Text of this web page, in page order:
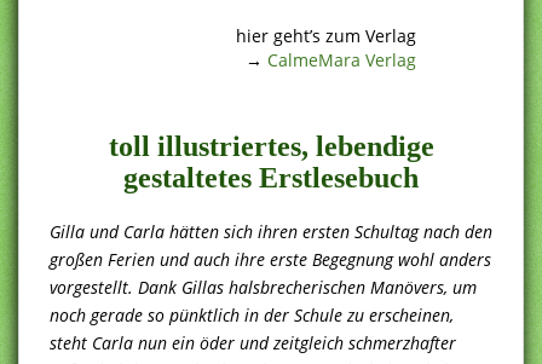
hier geht’s zum Verlag
→ CalmeMara Verlag
toll illustriertes, lebendige
gestaltetes Erstlesebuch
Gilla und Carla hätten sich ihren ersten Schultag nach den
großen Ferien und auch ihre erste Begegnung wohl anders
vorgestellt. Dank Gillas halsbrecherischen Manövers, um
noch gerade so pünktlich in der Schule zu erscheinen,
steht Carla nun ein öder und zeitgleich schmerzhafter